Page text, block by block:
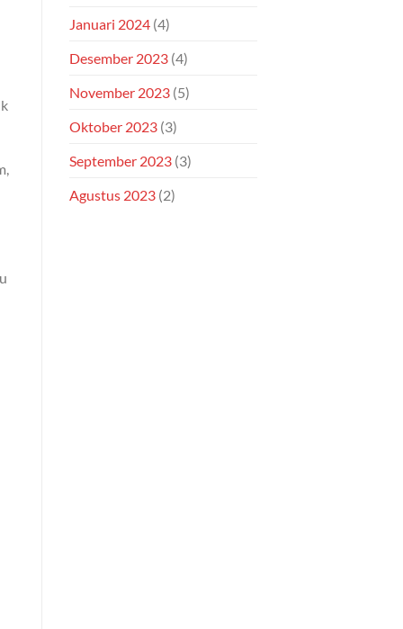
Januari 2024 (4)
Desember 2023 (4)
November 2023 (5)
Oktober 2023 (3)
September 2023 (3)
Agustus 2023 (2)